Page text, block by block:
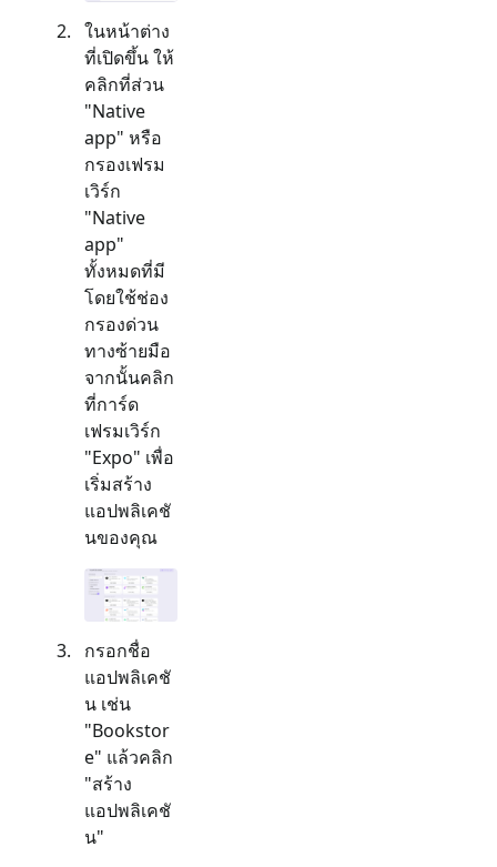
ในหน้าต่าง
ที่เปิดขึ้น ให้
คลิกที่ส่วน
"Native
app" หรือ
กรองเฟรม
เวิร์ก
"Native
app"
ทั้งหมดที่มี
โดยใช้ช่อง
กรองด่วน
ทางซ้ายมือ
จากนั้นคลิก
ที่การ์ด
เฟรมเวิร์ก
"Expo" เพื่อ
เริ่มสร้าง
แอปพลิเคชั
นของคุณ
กรอกชื่อ
แอปพลิเคชั
น เช่น
"Bookstor
e" แล้วคลิก
"สร้าง
แอปพลิเคชั
น"